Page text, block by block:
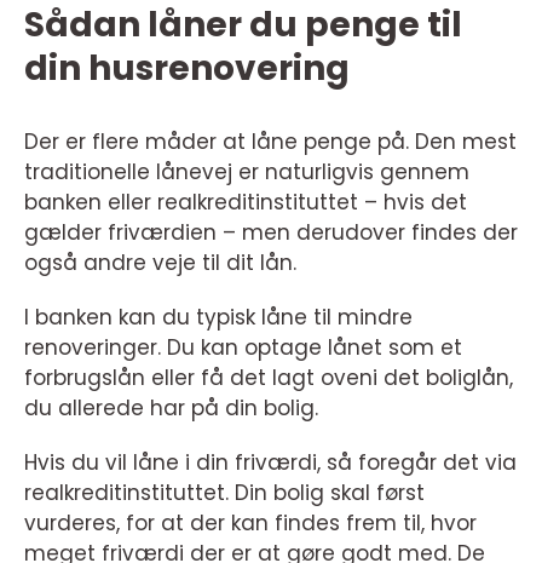
Sådan låner du penge til
din husrenovering
Der er flere måder at låne penge på. Den mest
traditionelle lånevej er naturligvis gennem
banken eller realkreditinstituttet – hvis det
gælder friværdien – men derudover findes der
også andre veje til dit lån.
I banken kan du typisk låne til mindre
renoveringer. Du kan optage lånet som et
forbrugslån eller få det lagt oveni det boliglån,
du allerede har på din bolig.
Hvis du vil låne i din friværdi, så foregår det via
realkreditinstituttet. Din bolig skal først
vurderes, for at der kan findes frem til, hvor
meget friværdi der er at gøre godt med. De